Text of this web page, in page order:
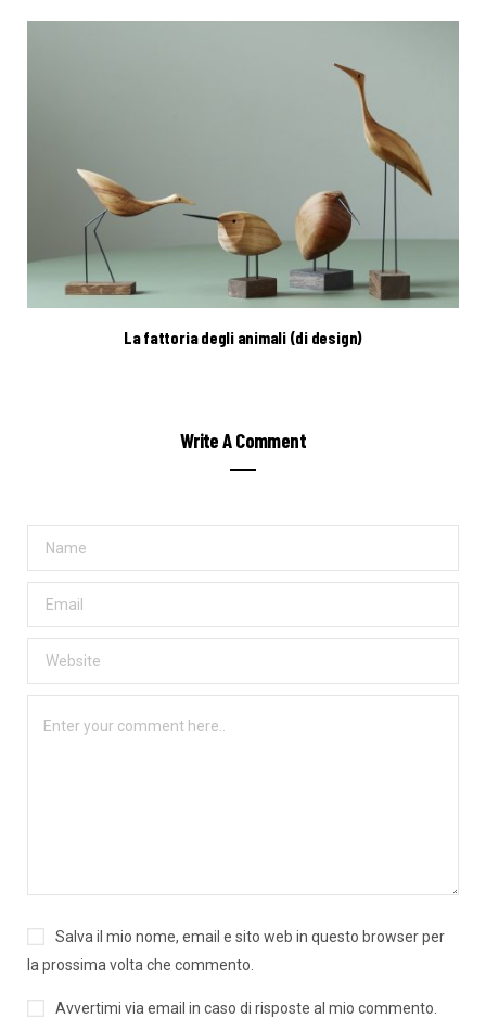
La fattoria degli animali (di design)
Write A Comment
Salva il mio nome, email e sito web in questo browser per
la prossima volta che commento.
Avvertimi via email in caso di risposte al mio commento.